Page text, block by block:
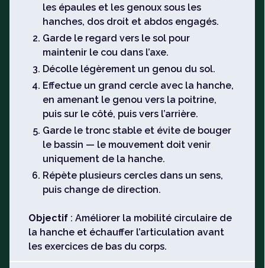
les épaules et les genoux sous les
hanches, dos droit et abdos engagés.
Garde le regard vers le sol pour
maintenir le cou dans l’axe.
Décolle légèrement un genou du sol.
Effectue un grand cercle avec la hanche,
en amenant le genou vers la poitrine,
puis sur le côté, puis vers l’arrière.
Garde le tronc stable et évite de bouger
le bassin — le mouvement doit venir
uniquement de la hanche.
Répète plusieurs cercles dans un sens,
puis change de direction.
Objectif : Améliorer la mobilité circulaire de
la hanche et échauffer l’articulation avant
les exercices de bas du corps.